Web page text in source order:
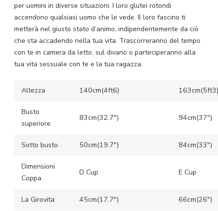
per uomini in diverse situazioni. I loro glutei rotondi
accendono qualsiasi uomo che le vede. Il loro fascino ti
metterà nel giusto stato d’animo, indipendentemente da ciò
che sta accadendo nella tua vita. Trascorreranno del tempo
con te in camera da letto, sul divano o parteciperanno alla
tua vita sessuale con te e la tua ragazza.
Altezza 140cm(4ft6) 163cm(5ft3)
Busto
superiore
83cm(32.7″) 94cm(37″)
Sotto busto 50cm(19.7″) 84cm(33″)
Dimensioni
Coppa
D Cup E Cup
La Girovita 45cm(17.7″) 66cm(26″)